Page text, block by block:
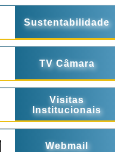
Sustentabilidade
TV Câmara
Visitas
Institucionais
Webmail